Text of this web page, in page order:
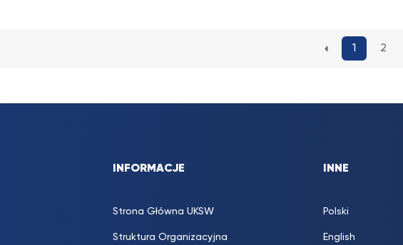
1 2
INFORMACJE
Strona Główna UKSW
Struktura Organizacyjna
INNE
Polski
English